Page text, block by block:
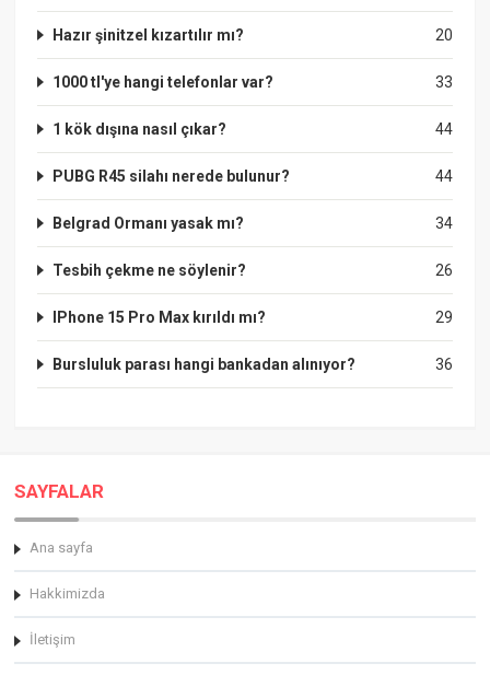
20
Hazır şinitzel kızartılır mı?
33
1000 tl'ye hangi telefonlar var?
44
1 kök dışına nasıl çıkar?
44
PUBG R45 silahı nerede bulunur?
34
Belgrad Ormanı yasak mı?
26
Tesbih çekme ne söylenir?
29
IPhone 15 Pro Max kırıldı mı?
36
Bursluluk parası hangi bankadan alınıyor?
SAYFALAR
Ana sayfa
Hakkimizda
İletişim